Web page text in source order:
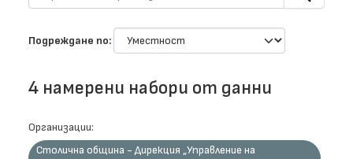
Подреждане по
4 намерени набори от данни
Организации:
Столична община - Дирекция „Управление на